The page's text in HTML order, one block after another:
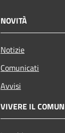
NOVITÀ
Notizie
Comunicati
Avvisi
VIVERE IL